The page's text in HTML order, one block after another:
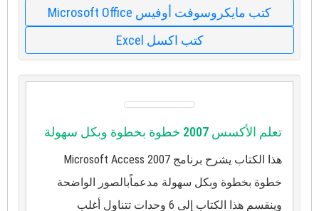
كتب مايكروسوفت أوفيس Microsoft Office
كتب اكسل Excel
تعلم الأكسس 2007 خطوة بخطوة وبكل سهولة
هذا الكتاب يشرح برنامج Microsoft Access 2007
خطوة بخطوة وبكل سهولة مدعماًبالصور الواضحة
وينقسم هذا الكتاب إلى 6 وحدات تتناول أغلب